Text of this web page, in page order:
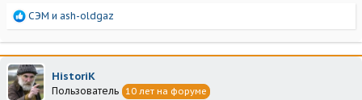
Р
а
к
ц
и
и
СЭМ и ash-oldgaz
HistoriK
Пользователь 10 лет на форуме